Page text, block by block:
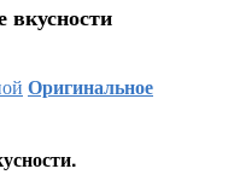
Оригинальное